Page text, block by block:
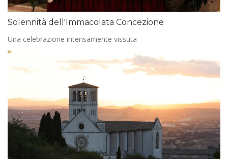
Solennità dell'Immacolata Concezione
Una celebrazione intensamente vissuta